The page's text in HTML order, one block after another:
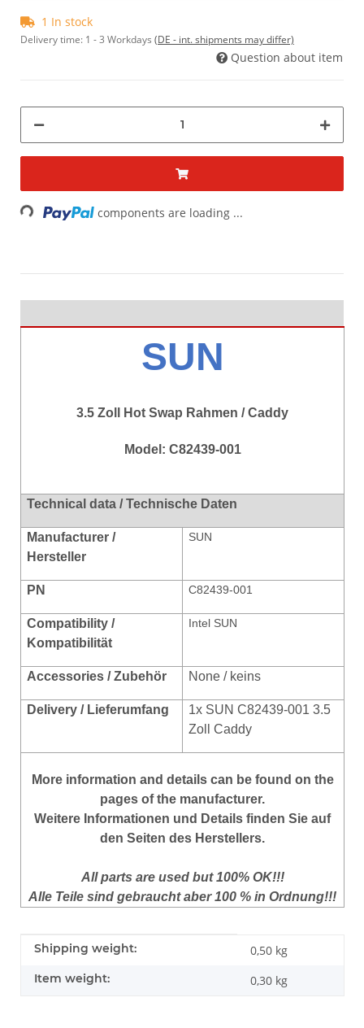
1 In stock
Delivery time: 1 - 3 Workdays (DE - int. shipments may differ)
Question about item
Loading... components are loading ...
SUN
3.5 Zoll Hot Swap Rahmen / Caddy
Model: C82439-001
Technical data / Technische Daten
Manufacturer /
Hersteller
SUN
PN C82439-001
Compatibility /
Kompatibilität
Intel SUN
Accessories / Zubehör None / keins
Delivery / Lieferumfang 1x SUN C82439-001 3.5
Zoll Caddy
More information and details can be found on the
pages of the manufacturer.
Weitere Informationen und Details finden Sie auf
den Seiten des Herstellers.
All parts are used but 100% OK!!!
Alle Teile sind gebraucht aber 100 % in Ordnung!!!
Item information
Value
Shipping weight: 0,50 kg
Item weight: 0,30 kg